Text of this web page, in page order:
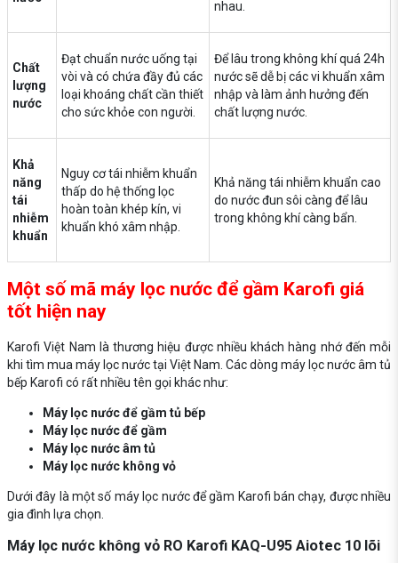
nhau.
Chất
lượng
nước
Đạt chuẩn nước uống tại
vòi và có chứa đầy đủ các
loại khoáng chất cần thiết
cho sức khỏe con người.
Để lâu trong không khí quá 24h
nước sẽ dễ bị các vi khuẩn xâm
nhập và làm ảnh hưởng đến
chất lượng nước.
Khả
năng
tái
nhiễm
khuẩn
Nguy cơ tái nhiễm khuẩn
thấp do hệ thống lọc
hoàn toàn khép kín, vi
khuẩn khó xâm nhập.
Khả năng tái nhiễm khuẩn cao
do nước đun sôi càng để lâu
trong không khí càng bẩn.
Một số mã máy lọc nước để gầm Karofi giá
tốt hiện nay
Karofi Việt Nam là thương hiệu được nhiều khách hàng nhớ đến mỗi
khi tìm mua máy lọc nước tại Việt Nam. Các dòng máy lọc nước âm tủ
bếp Karofi có rất nhiều tên gọi khác như:
Máy lọc nước để gầm tủ bếp
Máy lọc nước để gầm
Máy lọc nước âm tủ
Máy lọc nước không vỏ
Dưới đây là một số máy lọc nước để gầm Karofi bán chạy, được nhiều
gia đình lựa chọn.
Máy lọc nước không vỏ RO Karofi KAQ-U95 Aiotec 10 lõi